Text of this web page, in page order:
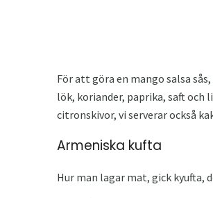
För att göra en mango salsa
lök, koriander, paprika, saft och
citronskivor, vi serverar också
Armeniska kufta
Hur man lagar mat, gick kyufta,